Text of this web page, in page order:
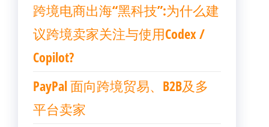
跨境电商出海“黑科技”:为什么建
议跨境卖家关注与使用Codex /
Copilot?
PayPal 面向跨境贸易、B2B及多
平台卖家